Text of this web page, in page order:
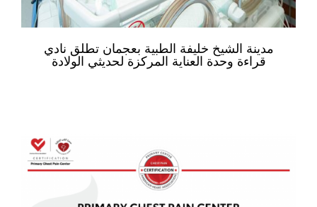
مدينة الشيخ خليفة الطبية بعجمان تطلق نادي
قراءة وحدة العناية المركزة لحديثي الولادة